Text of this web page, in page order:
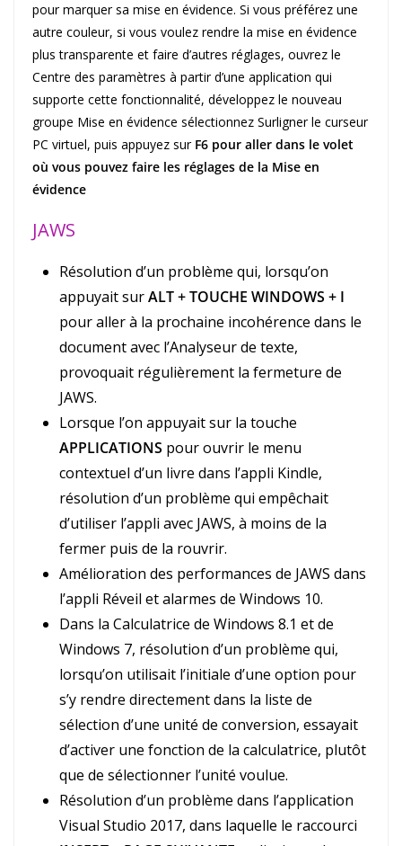
pour marquer sa mise en évidence. Si vous préférez une
autre couleur, si vous voulez rendre la mise en évidence
plus transparente et faire d’autres réglages, ouvrez le
Centre des paramètres à partir d’une application qui
supporte cette fonctionnalité, développez le nouveau
groupe Mise en évidence sélectionnez Surligner le curseur
PC virtuel, puis appuyez sur F6 pour aller dans le volet
où vous pouvez faire les réglages de la Mise en
évidence
JAWS
Résolution d’un problème qui, lorsqu’on
appuyait surALT + TOUCHE WINDOWS + I
pour aller à la prochaine incohérence dans le
document avec l’Analyseur de texte,
provoquait régulièrement la fermeture de
JAWS.
Lorsque l’on appuyait sur la touche
APPLICATIONS pour ouvrir le menu
contextuel d’un livre dans l’appli Kindle,
résolution d’un problème qui empêchait
d’utiliser l’appli avec JAWS, à moins de la
fermer puis de la rouvrir.
Amélioration des performances de JAWS dans
l’appli Réveil et alarmes de Windows 10.
Dans la Calculatrice de Windows 8.1 et de
Windows 7, résolution d’un problème qui,
lorsqu’on utilisait l’initiale d’une option pour
s’y rendre directement dans la liste de
sélection d’une unité de conversion, essayait
d’activer une fonction de la calculatrice, plutôt
que de sélectionner l’unité voulue.
Résolution d’un problème dans l’application
Visual Studio 2017, dans laquelle le raccourci